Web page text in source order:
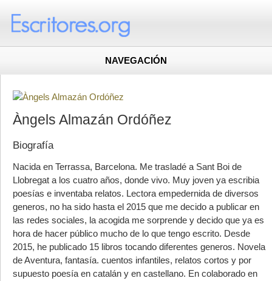
NAVEGACIÓN
Àngels Almazán Ordóñez
Biografía
Nacida en Terrassa, Barcelona. Me trasladé a Sant Boi de
Llobregat a los cuatro años, donde vivo. Muy joven ya escribia
poesías e inventaba relatos. Lectora empedernida de diversos
generos, no ha sido hasta el 2015 que me decido a publicar en
las redes sociales, la acogida me sorprende y decido que ya es
hora de hacer público mucho de lo que tengo escrito. Desde
2015, he publicado 15 libros tocando diferentes generos. Novela
de Aventura, fantasía. cuentos infantiles, relatos cortos y por
supuesto poesía en catalán y en castellano. En colaborado en